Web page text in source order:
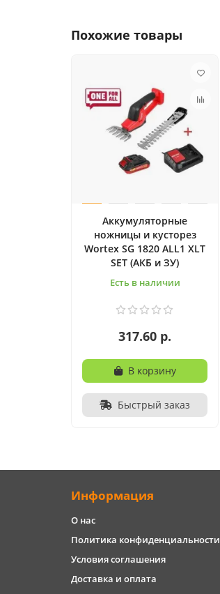
Похожие товары
Аккумуляторные
ножницы и кусторез
Wortex SG 1820 ALL1 XLT
SET (АКБ и ЗУ)
Есть в наличии
317.60 р.
В корзину
Быстрый заказ
Информация
О нас
Политика конфиденциальности
Условия соглашения
Доставка и оплата